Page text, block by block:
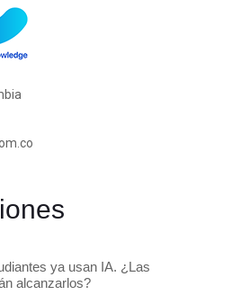
ya usan IA. ¿Las
alcanzarlos?